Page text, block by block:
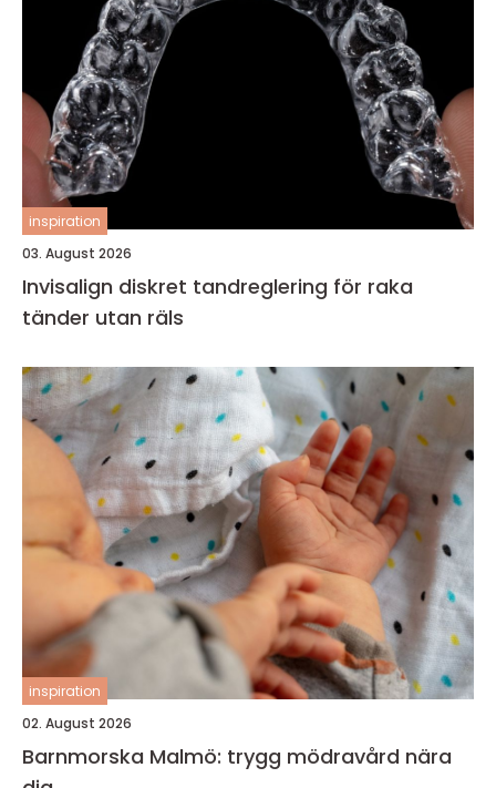
inspiration
03. August 2026
Invisalign diskret tandreglering för raka
tänder utan räls
inspiration
02. August 2026
Barnmorska Malmö: trygg mödravård nära